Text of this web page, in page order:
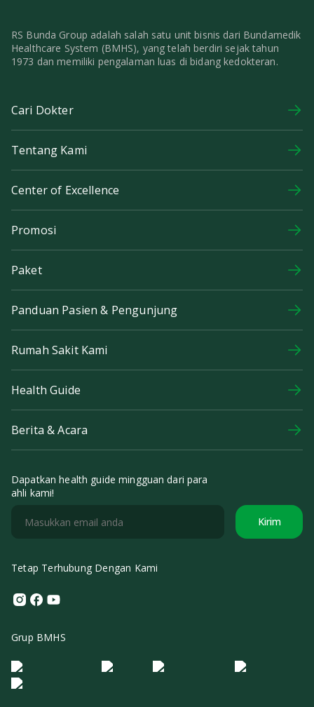
RS Bunda Group adalah salah satu unit bisnis dari Bundamedik
Healthcare System (BMHS), yang telah berdiri sejak tahun
1973 dan memiliki pengalaman luas di bidang kedokteran.
Cari Dokter
Tentang Kami
Center of Excellence
Promosi
Paket
Panduan Pasien & Pengunjung
Rumah Sakit Kami
Health Guide
Berita & Acara
Dapatkan health guide mingguan dari para
ahli kami!
Kirim
Tetap Terhubung Dengan Kami
Instagram
Facebook
Youtube
Grup BMHS
Logo Morula IFV Logo ER
Logo Diagnos
Logo IRSI